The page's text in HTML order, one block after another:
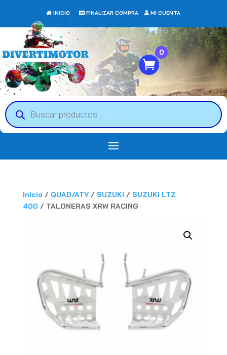
INICIO FINALIZAR COMPRA MI CUENTA
Búsqueda
de
productos
0
Inicio / QUAD/ATV/ SUZUKI / SUZUKI LTZ
400 / TALONERAS XRW RACING